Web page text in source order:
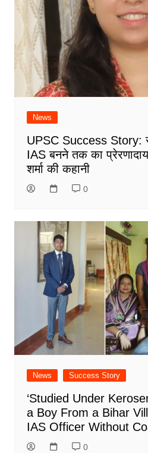
News
UPSC Success Story:
IAS बनने तक का
शर्मा की कहानी
0
News Success Story
‘Studied Under
a Boy From a Bihar
IAS Officer Without
0